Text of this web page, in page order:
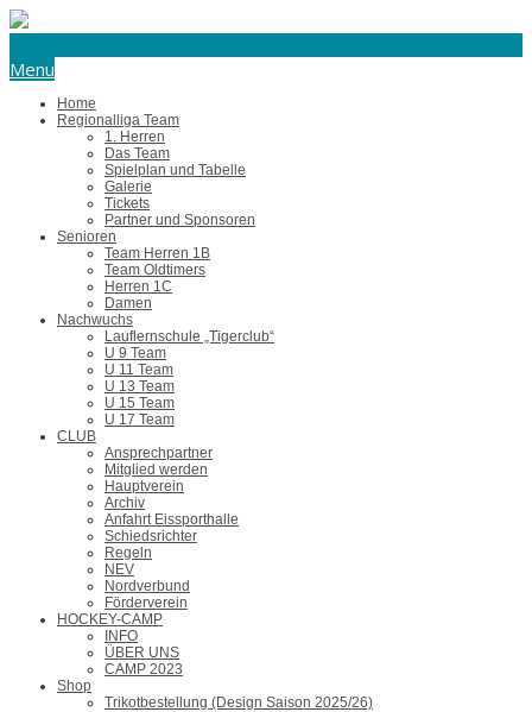
Menu
Home
Regionalliga Team
1. Herren
Das Team
Spielplan und Tabelle
Galerie
Tickets
Partner und Sponsoren
Senioren
Team Herren 1B
Team Oldtimers
Herren 1C
Damen
Nachwuchs
Lauflernschule „Tigerclub“
U 9 Team
U 11 Team
U 13 Team
U 15 Team
U 17 Team
CLUB
Ansprechpartner
Mitglied werden
Hauptverein
Archiv
Anfahrt Eissporthalle
Schiedsrichter
Regeln
NEV
Nordverbund
Förderverein
HOCKEY-CAMP
INFO
ÜBER UNS
CAMP 2023
Shop
Trikotbestellung (Design Saison 2025/26)